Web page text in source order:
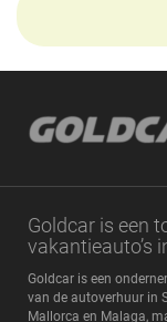
Goldcar is een
vakantieauto’s
Goldcar is een
van de autoverhuur in
Mallorca en Malaga,